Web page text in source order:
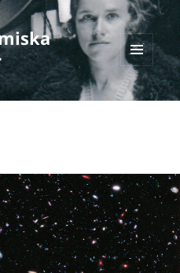
MENY
OCH
WIDGETS